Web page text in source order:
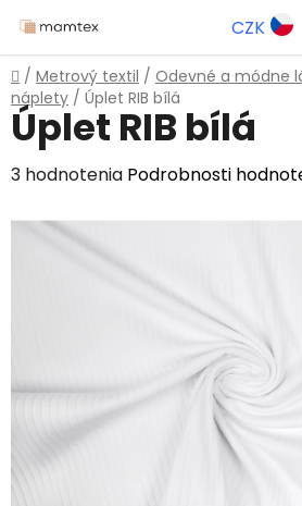
na
obsah
CZK
Domov
/ Metrový textil / Odevné a módne
náplety / Úplet RIB bílá
Úplet RIB bílá
Priemerné
produktu
hviezdičiek.
3 hodnotenia Podrobnosti